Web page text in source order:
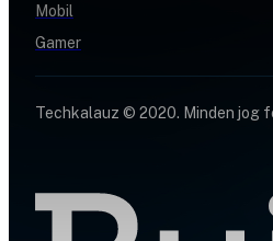
Mobil
Gamer
Techkalauz © 2020. Minden jog